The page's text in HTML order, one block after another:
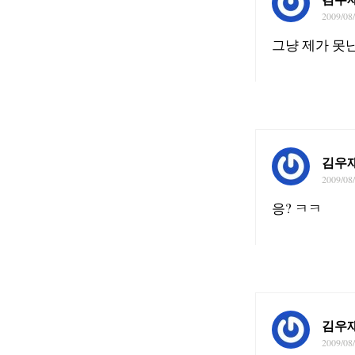
2009/
그냥 제가 못
김우
2009/
응? ㅋㅋ
김우
2009/